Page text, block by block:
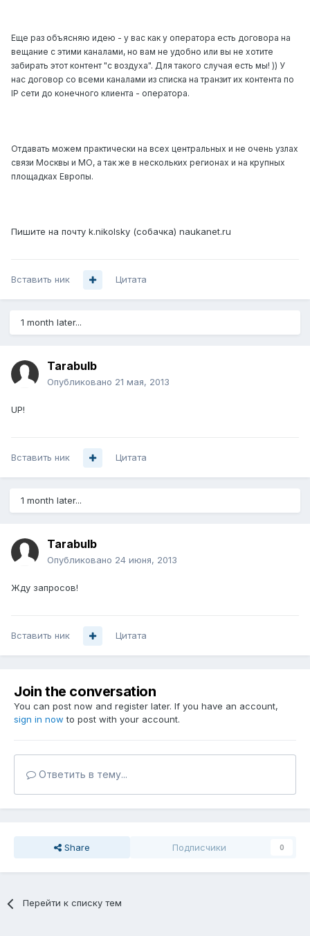
Еще раз объясняю идею - у вас как у оператора есть договора на
вещание с этими каналами, но вам не удобно или вы не хотите
забирать этот контент "с воздуха". Для такого случая есть мы! )) У
нас договор со всеми каналами из списка на транзит их контента по
IP сети до конечного клиента - оператора.
Отдавать можем практически на всех центральных и не очень узлах
связи Москвы и МО, а так же в нескольких регионах и на крупных
площадках Европы.
Пишите на почту k.nikolsky (собачка) naukanet.ru
Вставить ник Цитата
1 month later...
Tarabulb
Опубликовано 21 мая, 2013
UP!
Вставить ник Цитата
1 month later...
Tarabulb
Опубликовано 24 июня, 2013
Жду запросов!
Вставить ник Цитата
Join the conversation
You can post now and register later. If you have an account,
sign in now to post with your account.
Ответить в тему...
Share Подписчики 0
Перейти к списку тем